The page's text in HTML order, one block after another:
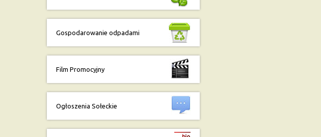
Gospodarowanie odpadami
Film Promocyjny
Ogłoszenia Sołeckie